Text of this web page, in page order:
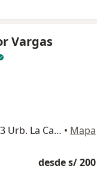
Vargas
Calle Alfa Virgen 130- Int 603 Urb. La Calera Surquillo, Lima • Mapa
desde s/ 200